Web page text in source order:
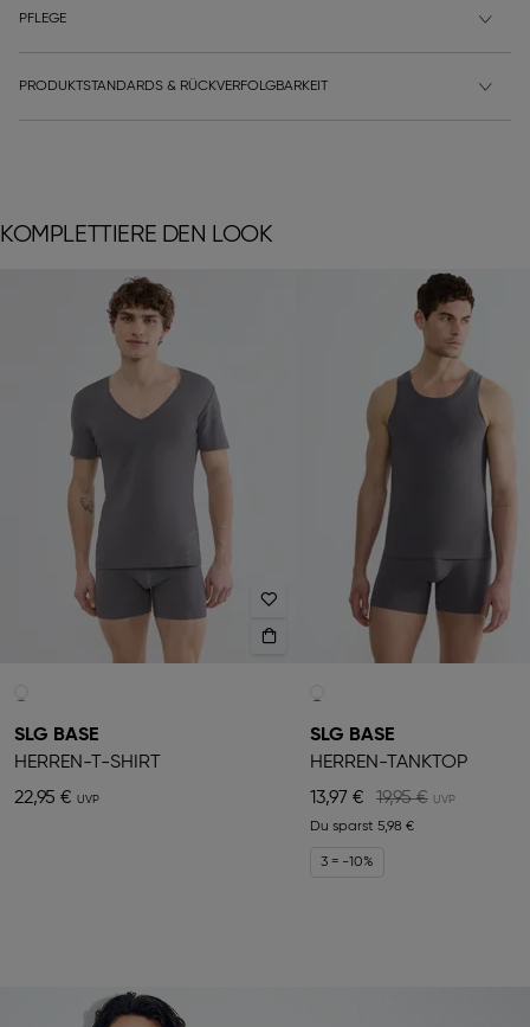
PFLEGE
PRODUKTSTANDARDS & RÜCKVERFOLGBARKEIT
KOMPLETTIERE DEN LOOK
SLG BASE
HERREN-T-SHIRT
22,95 €
SLG BASE
HERREN-TANKTOP
13,97 €
19,95 €
Du sparst 5,98 €
3 = -10%